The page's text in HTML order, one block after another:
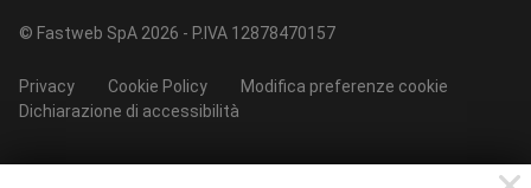
© Fastweb SpA 2026 - P.IVA 12878470157
Privacy Cookie Policy
Modifica preferenze cookie
Dichiarazione di accessibilità